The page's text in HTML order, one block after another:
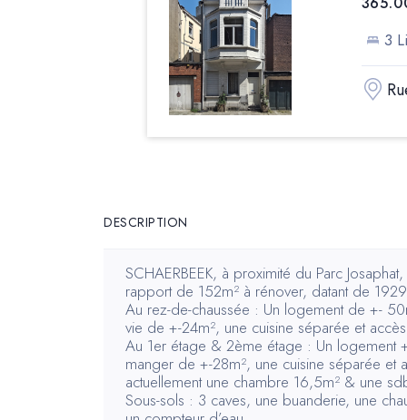
3
DESCRIPTION
SCHAERBEEK, à proximité du Parc
rapport de 152m² à rénover, datant de
Au rez-de-chaussée : Un logement de +-
vie de +-24m², une cuisine séparée et
Au 1er étage & 2ème étage : Un logement
manger de +-28m², une cuisine séparée et
actuellement une chambre 16,5m² & une
Sous-sols : 3 caves, une buanderie, une